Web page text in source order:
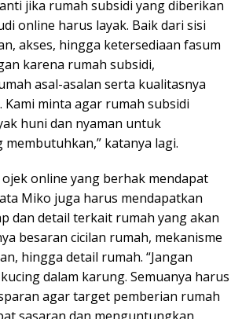
jika rumah subsidi yang diberikan
online harus layak. Baik dari sisi
akses, hingga ketersediaan fasum
karena rumah subsidi,
asal-asalan serta kualitasnya
Kami minta agar rumah subsidi
huni dan nyaman untuk
membutuhkan,” katanya lagi.
online yang berhak mendapat
Miko juga harus mendapatkan
dan detail terkait rumah yang akan
besaran cicilan rumah, mekanisme
hingga detail rumah. “Jangan
dalam karung. Semuanya harus
agar target pemberian rumah